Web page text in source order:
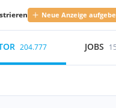
Neue Anzeige
204.777 JOBS